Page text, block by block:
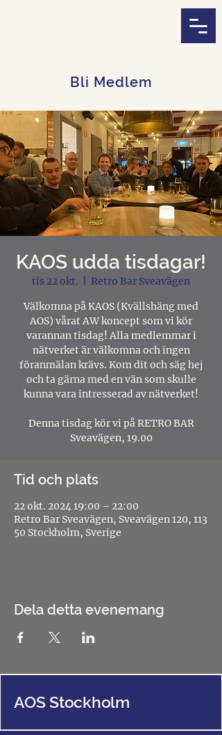
Bli Medlem
KAOS udda tisdagar!
tis 22 okt.
Retro Bar Sveavägen
Välkomna på KAOS (Kvällshäng med
AOS) vårat AW koncept som vi kör
varannan tisdag! Alla medlemmar i
nätverket är välkomna och ingen
föranmälan krävs. Kom dit och säg hej
och ta gärna med en vän som skulle
kunna vara intresserad av nätverket!
Denna tisdag kör vi på RETRO BAR
Sveavägen, 19.00
Tid och plats
22 okt. 2024 19:00 – 22:00
Retro Bar Sveavägen, Sveavägen 120, 113
50 Stockholm, Sverige
Dela detta evenemang
AOS Stockholm